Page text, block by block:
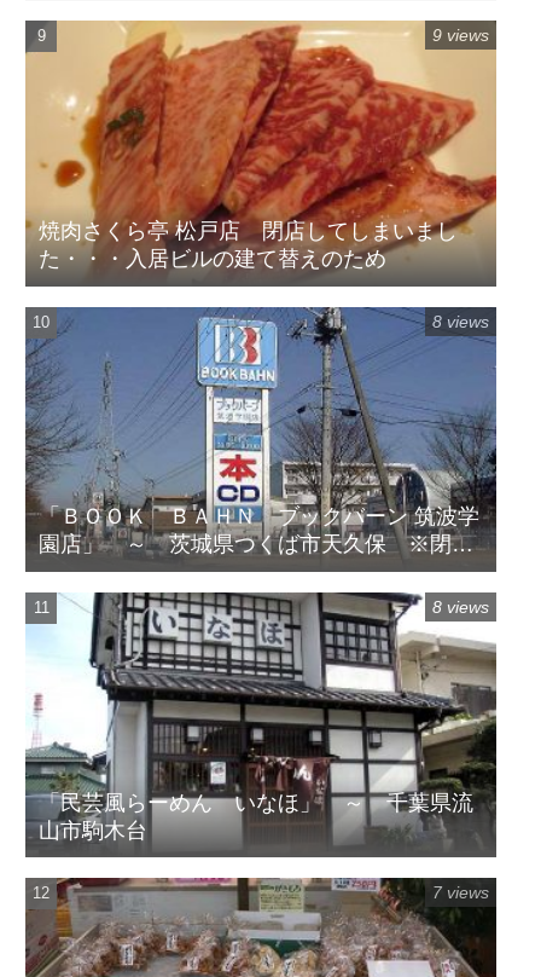
焼肉さくら亭 松戸店 閉店してしまいまし
た・・・入居ビルの建て替えのため
9 views
「ＢＯＯＫ ＢＡＨＮ ブックバーン 筑波学
園店」 ～ 茨城県つくば市天久保 ※閉店
してます
8 views
「民芸風らーめん いなほ」 ～ 千葉県流
山市駒木台
8 views
7 views